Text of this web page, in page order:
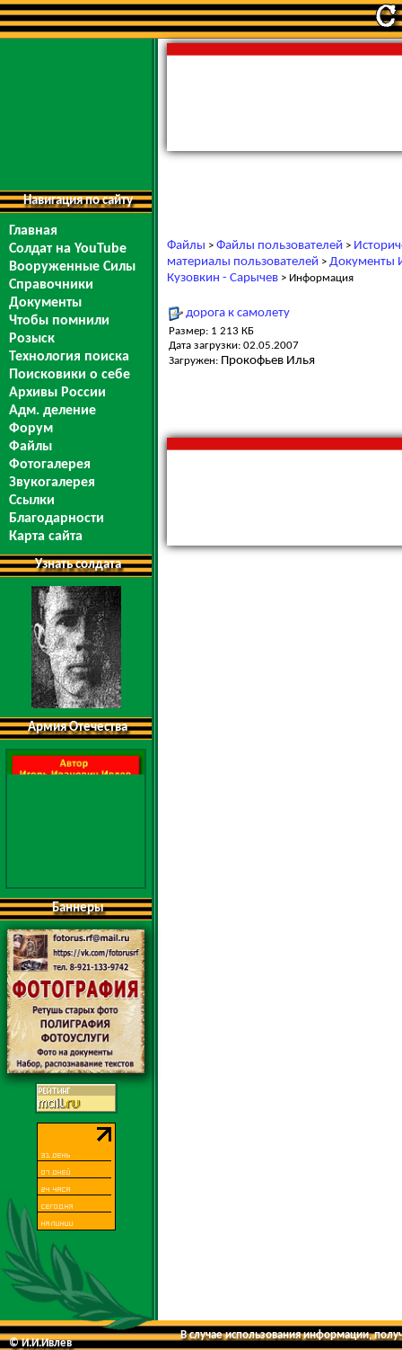
Навигация по сайту
Главная
Солдат на YouTube
Вооруженные Силы
Справочники
Документы
Чтобы помнили
Розыск
Технология поиска
Поисковики о себе
Архивы России
Адм. деление
Форум
Файлы
Фотогалерея
Звукогалерея
Ссылки
Благодарности
Карта сайта
Узнать солдата
Армия Отечества
Баннеры
Файлы > Файлы пользователей >
материалы пользователей > Документы
Кузовкин - Сарычев > Информация
дорога к самолету
Размер: 1 213 КБ
Дата загрузки: 02.05.2007
Загружен: Прокофьев Илья
© И.И.Ивлев
В случае использования информации,